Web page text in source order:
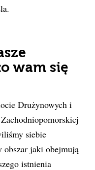
wam się
Drużynowych i
siebie
obszar jaki obejmują
istnienia